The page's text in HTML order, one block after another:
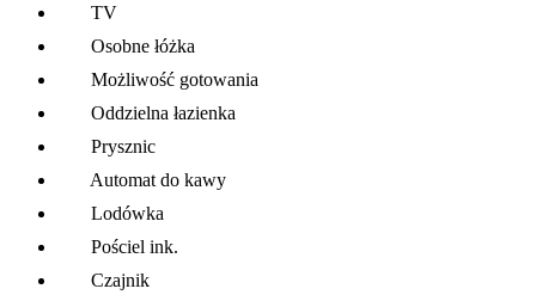
TV
Osobne łóżka
Możliwość gotowania
Oddzielna łazienka
Prysznic
Automat do kawy
Lodówka
Pościel ink.
Czajnik